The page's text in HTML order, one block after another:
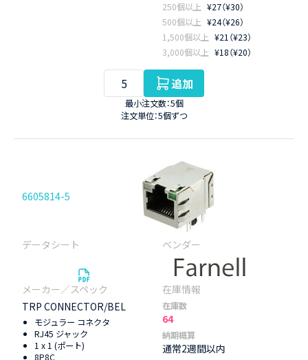
250個以上 ¥27（¥30）
500個以上 ¥24（¥26）
1,500個以上 ¥21（¥23）
3,000個以上 ¥18（¥20）
追加
最小注文数：5個
注文単位：5個ずつ
6605814-5
TRP CONNECTOR/BEL
モジュラー コネクタ
RJ45 ジャック
1 x 1 (ポート)
8P8C
在庫数
64
納期概算
通常2週間以内